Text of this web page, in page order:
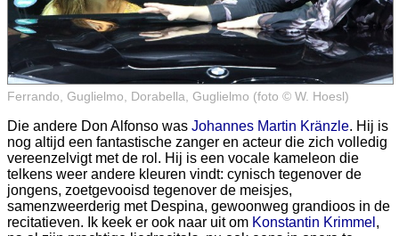
Ferrando, Guglielmo, Dorabella, Guglielmo (foto © W. Hoesl)
Die andere Don Alfonso was Johannes Martin Kränzle. Hij is
nog altijd een fantastische zanger en acteur die zich volledig
vereenzelvigt met de rol. Hij is een vocale kameleon die
telkens weer andere kleuren vindt: cynisch tegenover de
jongens, zoetgevooisd tegenover de meisjes,
samenzweerderig met Despina, gewoonweg grandioos in de
recitatieven. Ik keek er ook naar uit om Konstantin Krimmel ,